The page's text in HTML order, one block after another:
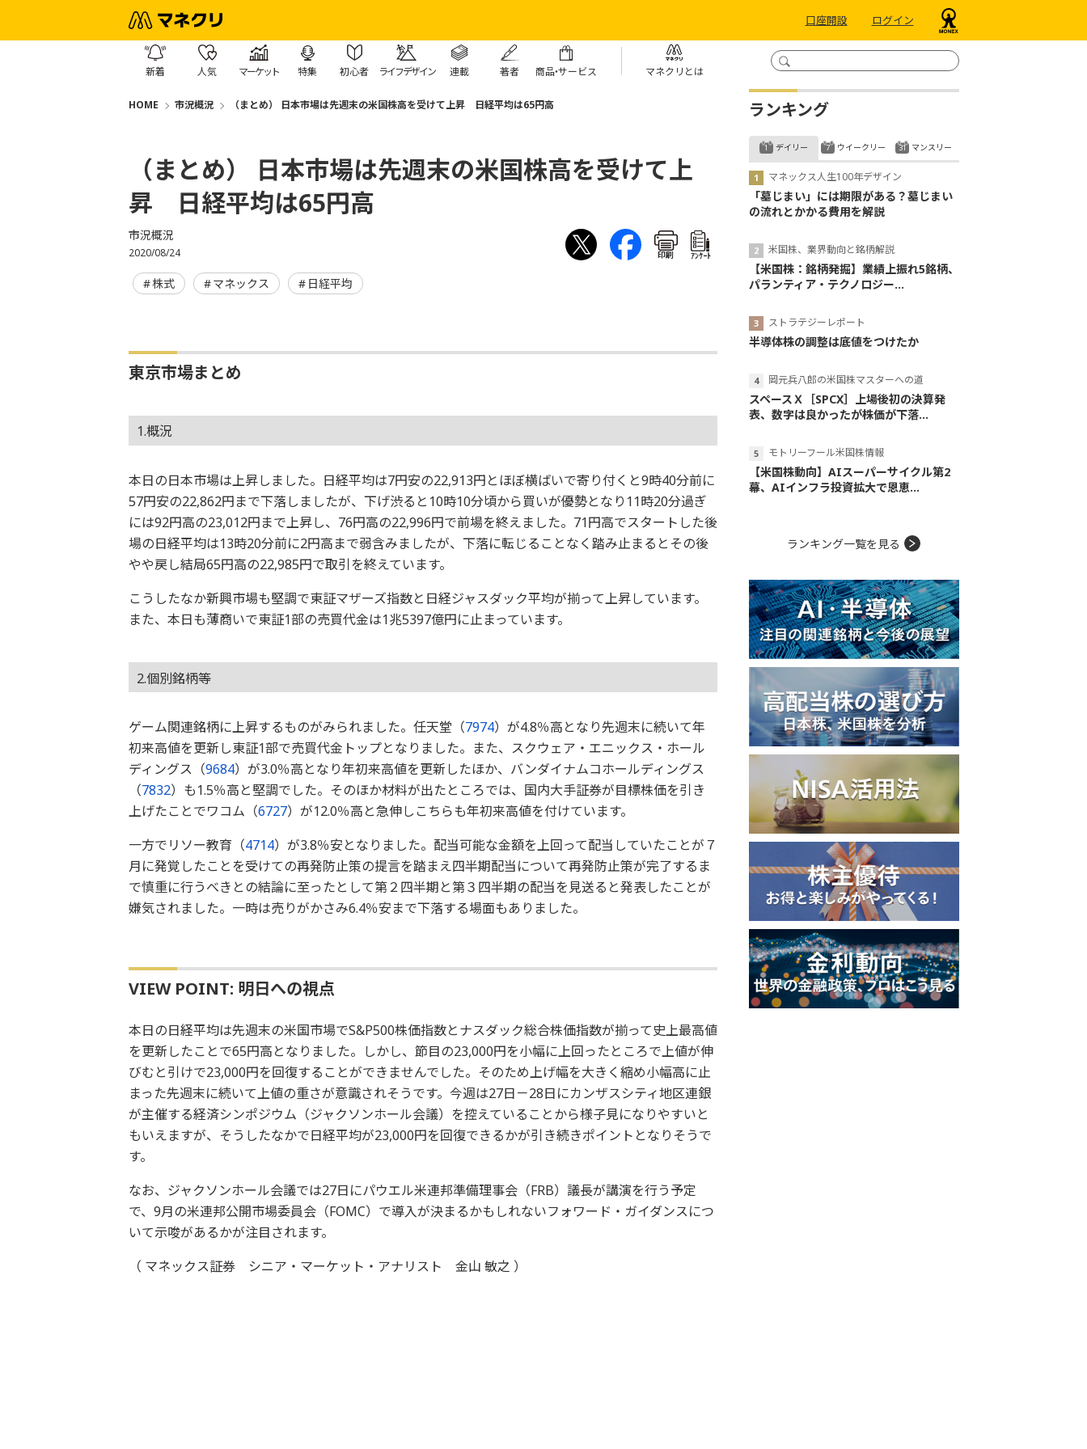
口座開設 ログイン
新着 人気 マーケット 特集 初心者 ライフデザイン 連載 著者 商品・サービス マネクリとは
HOME 市況概況 （まとめ） 日本市場は先週末の米国株高を受けて上昇 日経平均は65円高
（まとめ） 日本市場は先週末の米国株高を受けて上
昇 日経平均は65円高
市況概況
2020/08/24 印刷 ｱﾝｹｰﾄ
株式 マネックス 日経平均
東京市場まとめ
1.概況
本日の日本市場は上昇しました。日経平均は7円安の22,913円とほぼ横ばいで寄り付くと9時40分前に
57円安の22,862円まで下落しましたが、下げ渋ると10時10分頃から買いが優勢となり11時20分過ぎ
には92円高の23,012円まで上昇し、76円高の22,996円で前場を終えました。71円高でスタートした後
場の日経平均は13時20分前に2円高まで弱含みましたが、下落に転じることなく踏み止まるとその後
やや戻し結局65円高の22,985円で取引を終えています。
こうしたなか新興市場も堅調で東証マザーズ指数と日経ジャスダック平均が揃って上昇しています。
また、本日も薄商いで東証1部の売買代金は1兆5397億円に止まっています。
2.個別銘柄等
ゲーム関連銘柄に上昇するものがみられました。任天堂（7974）が4.8％高となり先週末に続いて年
初来高値を更新し東証1部で売買代金トップとなりました。また、スクウェア・エニックス・ホール
ディングス（9684）が3.0％高となり年初来高値を更新したほか、バンダイナムコホールディングス
（7832）も1.5％高と堅調でした。そのほか材料が出たところでは、国内大手証券が目標株価を引き
上げたことでワコム（6727）が12.0％高と急伸しこちらも年初来高値を付けています。
一方でリソー教育（4714）が3.8％安となりました。配当可能な金額を上回って配当していたことが７
月に発覚したことを受けての再発防止策の提言を踏まえ四半期配当について再発防止策が完了するま
で慎重に行うべきとの結論に至ったとして第２四半期と第３四半期の配当を見送ると発表したことが
嫌気されました。一時は売りがかさみ6.4％安まで下落する場面もありました。
VIEW POINT: 明日への視点
本日の日経平均は先週末の米国市場でS&P500株価指数とナスダック総合株価指数が揃って史上最高値
を更新したことで65円高となりました。しかし、節目の23,000円を小幅に上回ったところで上値が伸
びむと引けで23,000円を回復することができませんでした。そのため上げ幅を大きく縮め小幅高に止
まった先週末に続いて上値の重さが意識されそうです。今週は27日－28日にカンザスシティ地区連銀
が主催する経済シンポジウム（ジャクソンホール会議）を控えていることから様子見になりやすいと
もいえますが、そうしたなかで日経平均が23,000円を回復できるかが引き続きポイントとなりそうで
す。
なお、ジャクソンホール会議では27日にパウエル米連邦準備理事会（FRB）議長が講演を行う予定
で、9月の米連邦公開市場委員会（FOMC）で導入が決まるかもしれないフォワード・ガイダンスにつ
いて示唆があるかが注目されます。
（ マネックス証券 シニア・マーケット・アナリスト 金山 敏之 ）
ランキング
デイリー
マネックス人生100年デザイン
「墓じまい」には期限がある？墓じまい
の流れとかかる費用を解説
米国株、業界動向と銘柄解説
【米国株：銘柄発掘】業績上振れ5銘柄、
パランティア・テクノロジー...
ストラテジーレポート
半導体株の調整は底値をつけたか
岡元兵八郎の米国株マスターへの道
スペースＸ［SPCX］上場後初の決算発
表、数字は良かったが株価が下落...
モトリーフール米国株情報
【米国株動向】AIスーパーサイクル第2
幕、AIインフラ投資拡大で恩恵...
ウイークリー マンスリー
ランキング一覧を見る